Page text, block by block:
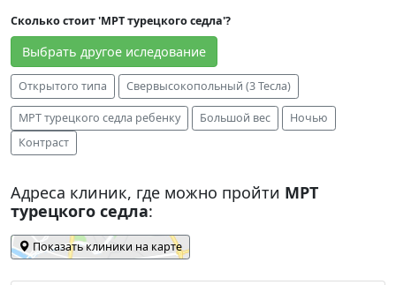
Сколько стоит 'МРТ турецкого седла'?
Выбрать другое иследование
Открытого типа Свервысокопольный (3 Тесла)
МРТ турецкого седла ребенку Большой вес
Ночью
Контраст
Адреса клиник, где можно пройти МРТ
турецкого седла:
Показать клиники на карте